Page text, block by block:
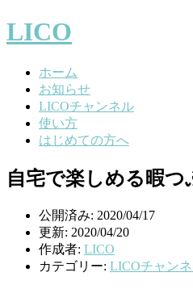
LICO
ホーム
お知らせ
LICOチャンネル
使い方
はじめての方へ
自宅で楽しめる暇つ
公開済み: 2020/04/17
更新: 2020/04/20
作成者: LICO
カテゴリー: LICOチャン